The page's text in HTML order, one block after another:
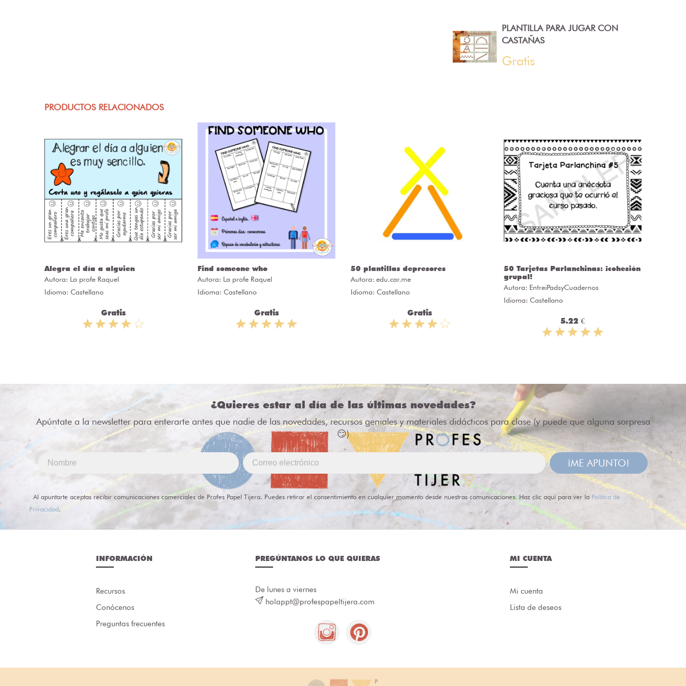
PLANTILLA PARA JUGAR CON
CASTAÑAS
Gratis
PRODUCTOS RELACIONADOS
Alegra el día a alguien
Autora: La profe Raquel
Idioma: Castellano
Gratis
Find someone who
Autora: La profe Raquel
Idioma: Castellano
Gratis
50 plantillas depresores
Autora: edu.car.me
Idioma: Castellano
Gratis
50 Tarjetas Parlanchinas: ¡cohesión
grupal!
Autora: EntreiPadsyCuadernos
Idioma: Castellano
5.22 €
¿Quieres estar al día de las últimas novedades?
Apúntate a la newsletter para enterarte antes que nadie de las novedades, recursos geniales y materiales didácticos para clase (y puede que alguna sorpresa
😏)
¡ME APUNTO!
Al apuntarte aceptas recibir comunicaciones comerciales de Profes Papel Tijera. Puedes retirar el consentimiento en cualquier momento desde nuestras comunicaciones. Haz clic aquí para ver la Política de
Privacidad.
INFORMACIÓN
Recursos
Conócenos
Preguntas frecuentes
PREGÚNTANOS LO QUE QUIERAS
De lunes a viernes
holappt@profespapeltijera.com
MI CUENTA
Mi cuenta
Lista de deseos